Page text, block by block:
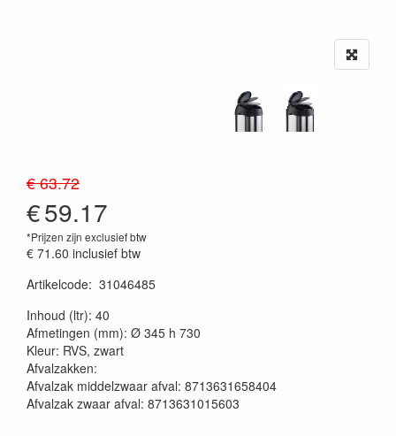
€ 63.72
€59.17
*Prijzen zijn exclusief btw
€ 71.60 inclusief btw
Artikelcode: 31046485
Inhoud (ltr): 40
Afmetingen (mm): Ø 345 h 730
Kleur: RVS, zwart
Afvalzakken:
Afvalzak middelzwaar afval: 8713631658404
Afvalzak zwaar afval: 8713631015603